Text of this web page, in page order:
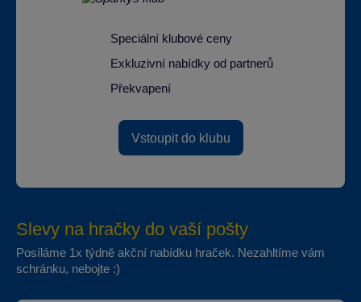
Speciální klubové ceny
Exkluzivní nabídky od partnerů
Překvapení
Vstoupit do klubu
Slevy na hračky do vaší pošty
Posíláme 1x týdně akční nabídku hraček. Nezahltíme vám
schránku, nebojte :)